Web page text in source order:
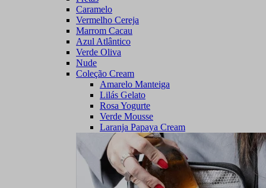
Caramelo
Vermelho Cereja
Marrom Cacau
Azul Atlântico
Verde Oliva
Nude
Coleção Cream
Amarelo Manteiga
Lilás Gelato
Rosa Yogurte
Verde Mousse
Laranja Papaya Cream